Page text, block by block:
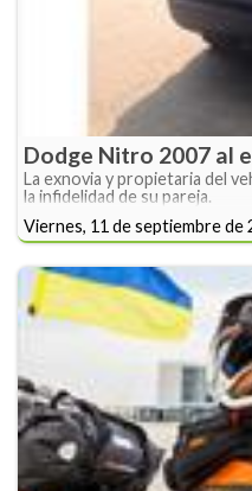
Dodge Nitro 2007 al
La exnovia y propietaria del
la infidelidad de su pareja.
Viernes, 11 de septiembre de